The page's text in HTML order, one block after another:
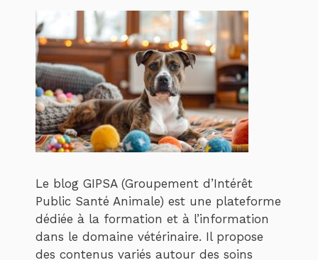
Le blog GIPSA (Groupement d’Intérêt
Public Santé Animale) est une plateforme
dédiée à la formation et à l’information
dans le domaine vétérinaire. Il propose
des contenus variés autour des soins